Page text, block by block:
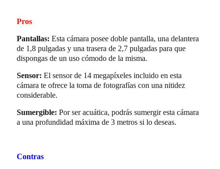
Pros
Pantallas: Esta cámara posee doble pantalla, una delantera
de 1,8 pulgadas y una trasera de 2,7 pulgadas para que
dispongas de un uso cómodo de la misma.
Sensor: El sensor de 14 megapíxeles incluido en esta
cámara te ofrece la toma de fotografías con una nitidez
considerable.
Sumergible: Por ser acuática, podrás sumergir esta cámara
a una profundidad máxima de 3 metros si lo deseas.
Contras